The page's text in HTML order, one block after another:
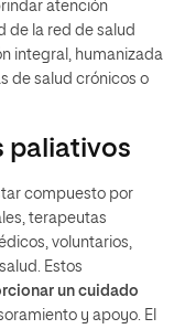
atención
de la red de salud
integral, humanizada
de salud crónicos o
paliativos
compuesto por
terapeutas
voluntarios,
Estos
un cuidado
y apoyo. El